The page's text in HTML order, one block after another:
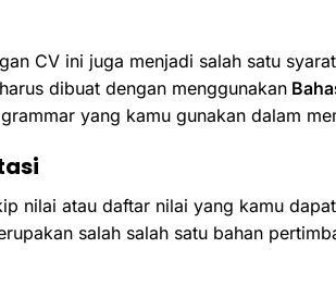
CV ini juga menjadi salah satu
dibuat dengan menggunakan
yang kamu gunakan dalam
nilai atau daftar nilai yang kamu
salah salah satu bahan